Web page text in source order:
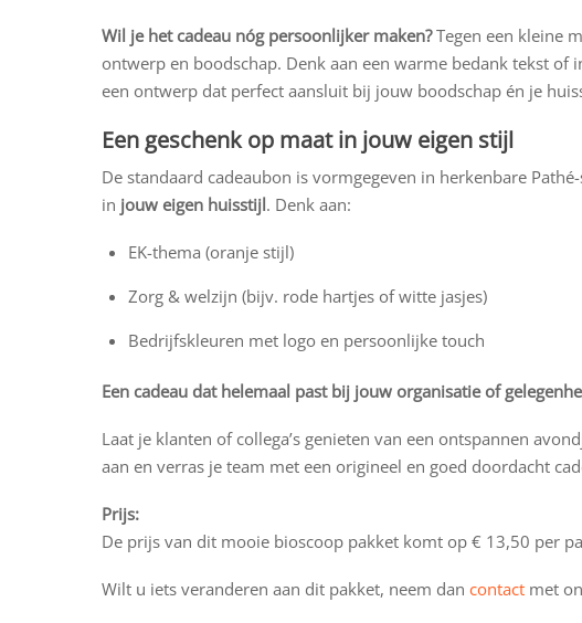
Wil je het cadeau nóg persoonlijker maken?Tegen een kleine
ontwerp en boodschap. Denk aan een warme bedank tekst
een ontwerp dat perfect aansluit bij jouw boodschap én je
Een geschenk op maat in jouw eigen stijl
De standaard cadeaubon is vormgegeven in herkenbare
in jouw eigen huisstijl. Denk aan:
EK-thema (oranje stijl)
Zorg & welzijn (bijv. rode hartjes of witte jasjes)
Bedrijfskleuren met logo en persoonlijke touch
Een cadeau dat helemaal past bij jouw organisatie of
Laat je klanten of collega’s genieten van een ontspannen
aan en verras je team met een origineel en goed doordacht
Prijs:
De prijs van dit mooie bioscoop pakket komt op € 13,50 per
Wilt u iets veranderen aan dit pakket, neem dan contact met